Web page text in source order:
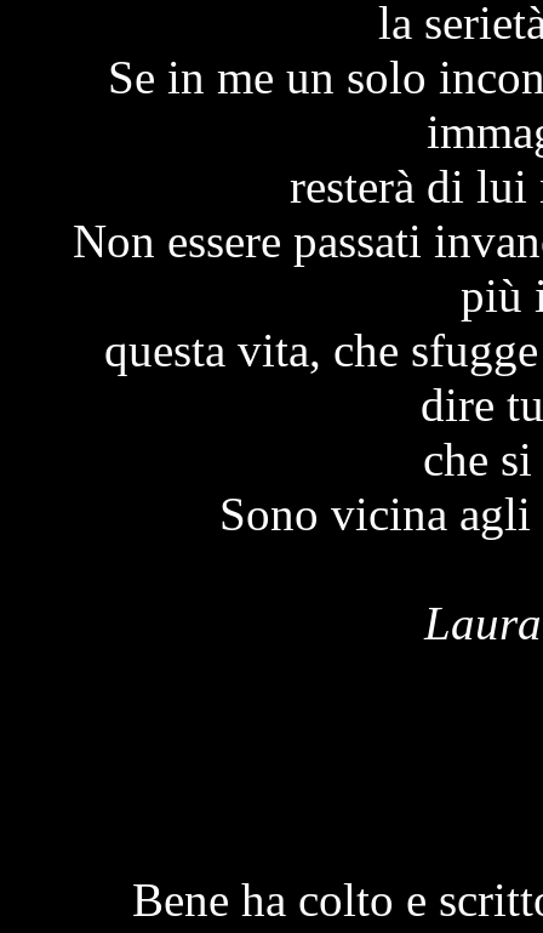
la
Se in me un solo
resterà di
Non essere passati
più
questa vita, che
dire
che
Sono vicina agli
Bene ha colto e